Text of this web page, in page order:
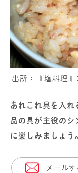
出所：『塩料理
あれこれ具を入れ
品の具が主役のシ
に楽しみましょう
メールす